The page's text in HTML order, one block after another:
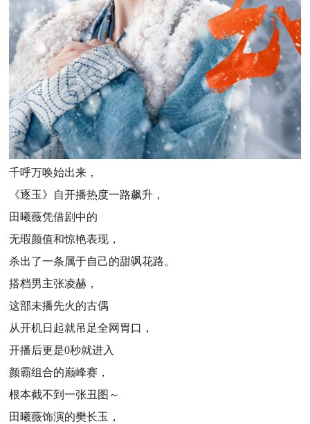
千呼万唤始出来，
《逐玉》自开播热度一路飙升，
田曦薇凭借剧中的
无瑕颜值和惊艳表现，
杀出了一条属于自己的甜飒花路。
搭档男主张凌赫，
这部未播先火的古偶
从开机日起就吊足全网胃口，
开播后更是0秒就进入
颜霸组合的巅峰赛，
根本截不到一张丑图～
田曦薇饰演的樊长玉，